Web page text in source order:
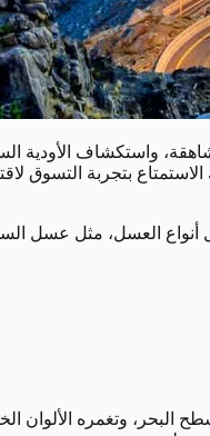
واستكشاف الأودية
بتجربة التسوق
أنواع العسل، مثل عسل
يقدم لكم منتزه الشفا بطائفة أحد أروع اللحظات الطبيعية، حيث